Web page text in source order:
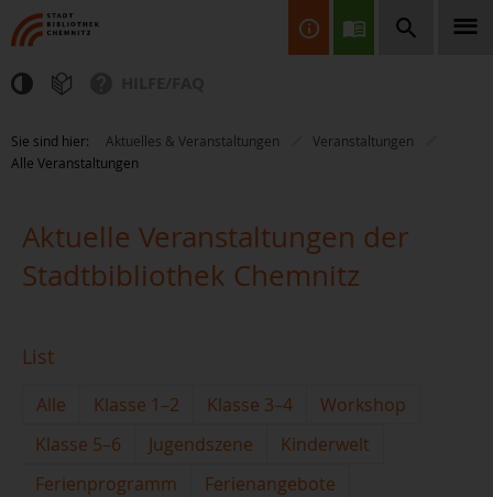
Finden Sie Informationen, Bücher, CDs & DVDs, Spiele, BluRays,
Zeitschriften und vieles mehr...
Sie sind hier: Aktuelles & Veranstaltungen
Veranstaltungen
Alle Veranstaltungen
Aktuelle Veranstaltungen der
Stadtbibliothek Chemnitz
List
Alle Klasse 1–2 Klasse 3–4
Workshop
Klasse 5–6
Jugendszene
Kinderwelt
Ferienprogramm
Ferienangebote